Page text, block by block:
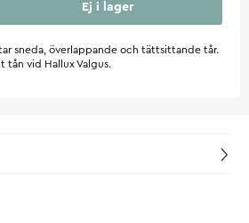
Ej i lager
sneda, överlappande och tättsittande tår.
tån vid Hallux Valgus.